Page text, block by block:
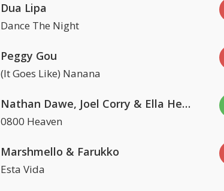
Dua Lipa
Dance The Night
Peggy Gou
(It Goes Like) Nanana
Nathan Dawe, Joel Corry & Ella Henderson
0800 Heaven
Marshmello & Farukko
Esta Vida